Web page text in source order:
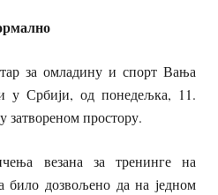
за омладину и спорт Вања
у Србији, од понедељка, 11.
затвореном простору.
везана за тренинге на
било дозвољено да на једном